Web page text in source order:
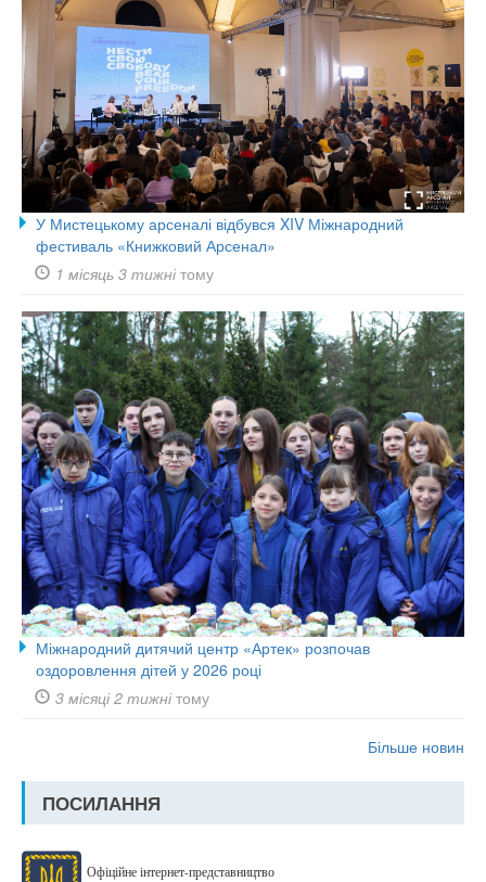
У Мистецькому арсеналі відбувся XIV Міжнародний
фестиваль «Книжковий Арсенал»
1 місяць 3 тижнітому
Міжнародний дитячий центр «Артек» розпочав
оздоровлення дітей у 2026 році
3 місяці 2 тижнітому
Більше новин
ПОСИЛАННЯ
Офіційне інтернет-представництво